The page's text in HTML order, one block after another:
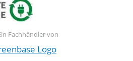
Fachhändler von